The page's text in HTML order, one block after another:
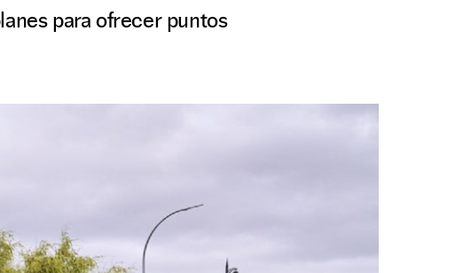
para ofrecer puntos